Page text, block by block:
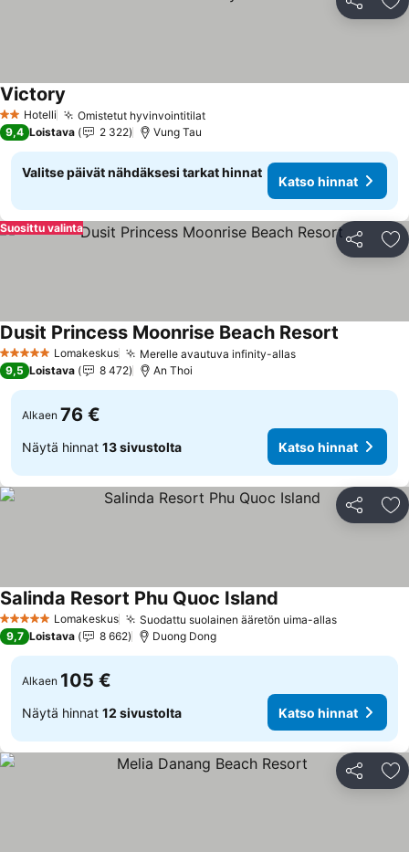
Jaa
2 Tähtiluokitus
Hotelli Omistetut hyvinvointitilatKatso hinnat
Victory
9,4 Loistava 2 322 Vung Tau
Valitse päivät nähdäksesi tarkat hinnat
Katso hinnat
Jaa
Suosittu valinta
5 TähtiluokitusLomakeskus Merelle avautuva infinity-allasKatso hinnat
Dusit Princess Moonrise Beach Resort
9,5 Loistava 8 472 An Thoi
Alkaen 76 €
Näytä hinnat 13 sivustolta Katso hinnat
Jaa
5 TähtiluokitusLomakeskus Suodattu suolainen ääretön uima-allasKatso
Salinda Resort Phu Quoc Island
9,7 Loistava 8 662 Duong Dong
Alkaen 105 €
Näytä hinnat 12 sivustolta Katso hinnat
Jaa